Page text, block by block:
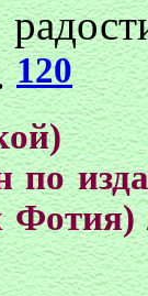
120
по